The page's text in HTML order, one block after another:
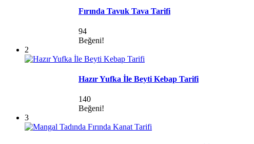
Fırında Tavuk Tava Tarifi
94
Beğeni!
2
Hazır Yufka İle Beyti Kebap Tarifi
140
Beğeni!
3